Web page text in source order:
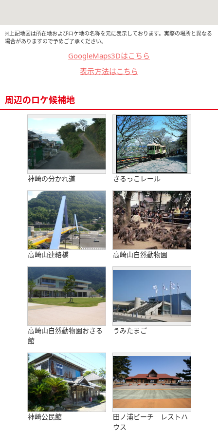
※上記地図は所在地およびロケ地の名称を元に表示しております。実際の場所と異なる
場合がありますので予めご了承ください。
GoogleMaps3Dはこちら
表示方法はこちら
周辺のロケ候補地
神崎の分かれ道 さるっこレール
高崎山連絡橋 高崎山自然動物園
高崎山自然動物園おさる
館
うみたまご
神崎公民館
田ノ浦ビーチ レストハ
ウス